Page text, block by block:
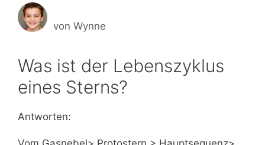
von Wynne
Was ist der Lebenszyklus
eines Sterns?
Antworten: